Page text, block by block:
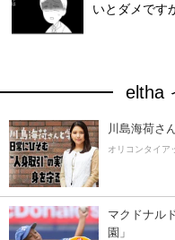
いとダメです
eltha
川島海荷さ
オリコンタイア
マクドナル
園」